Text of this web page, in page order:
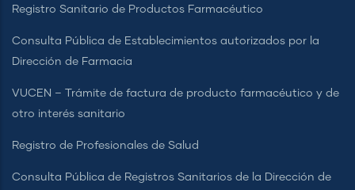
Registro Sanitario de Productos Farmacéutico
Consulta Pública de Establecimientos autorizados por la
Dirección de Farmacia
VUCEN – Trámite de factura de producto farmacéutico y de
otro interés sanitario
Registro de Profesionales de Salud
Consulta Pública de Registros Sanitarios de la Dirección de